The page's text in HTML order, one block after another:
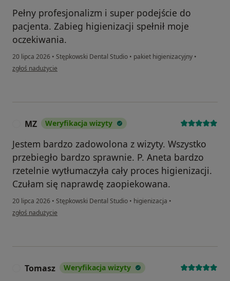
Pełny profesjonalizm i super podejście do
pacjenta. Zabieg higienizacji spełnił moje
oczekiwania.
20 lipca 2026 • Stępkowski Dental Studio • pakiet higienizacyjny •
w opinii użytkownika A. L.
zgłoś nadużycie
MZ Weryfikacja wizyty
Jestem bardzo zadowolona z wizyty. Wszystko
przebiegło bardzo sprawnie. P. Aneta bardzo
rzetelnie wytłumaczyła cały proces higienizacji.
Czułam się naprawdę zaopiekowana.
20 lipca 2026 • Stępkowski Dental Studio • higienizacja •
w opinii użytkownika MZ
zgłoś nadużycie
Tomasz Weryfikacja wizyty